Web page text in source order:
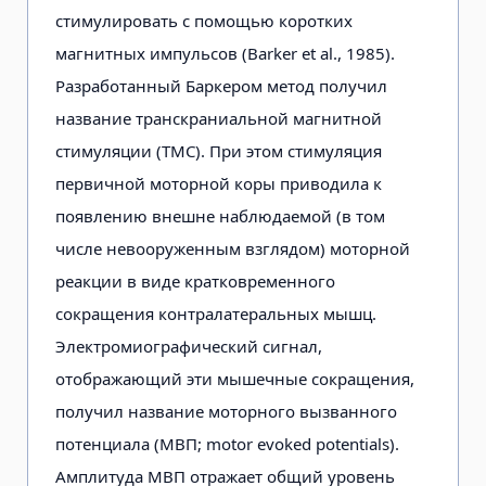
стимулировать с помощью коротких
магнитных импульсов (Barker et al., 1985).
Разработанный Баркером метод получил
название транскраниальной магнитной
стимуляции (ТМС). При этом стимуляция
первичной моторной коры приводила к
появлению внешне наблюдаемой (в том
числе невооруженным взглядом) моторной
реакции в виде кратковременного
сокращения контралатеральных мышц.
Электромиографический сигнал,
отображающий эти мышечные сокращения,
получил название моторного вызванного
потенциала (МВП; motor evoked potentials).
Амплитуда МВП отражает общий уровень